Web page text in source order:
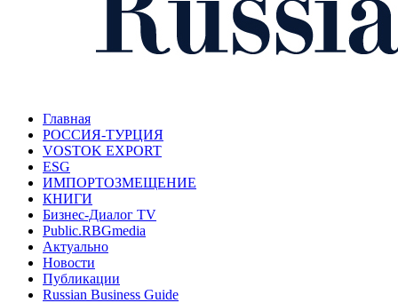
Главная
РОССИЯ-ТУРЦИЯ
VOSTOK EXPORT
ESG
ИМПОРТОЗМЕЩЕНИЕ
КНИГИ
Бизнес-Диалог TV
Public.RBGmedia
Актуально
Новости
Публикации
Russian Business Guide